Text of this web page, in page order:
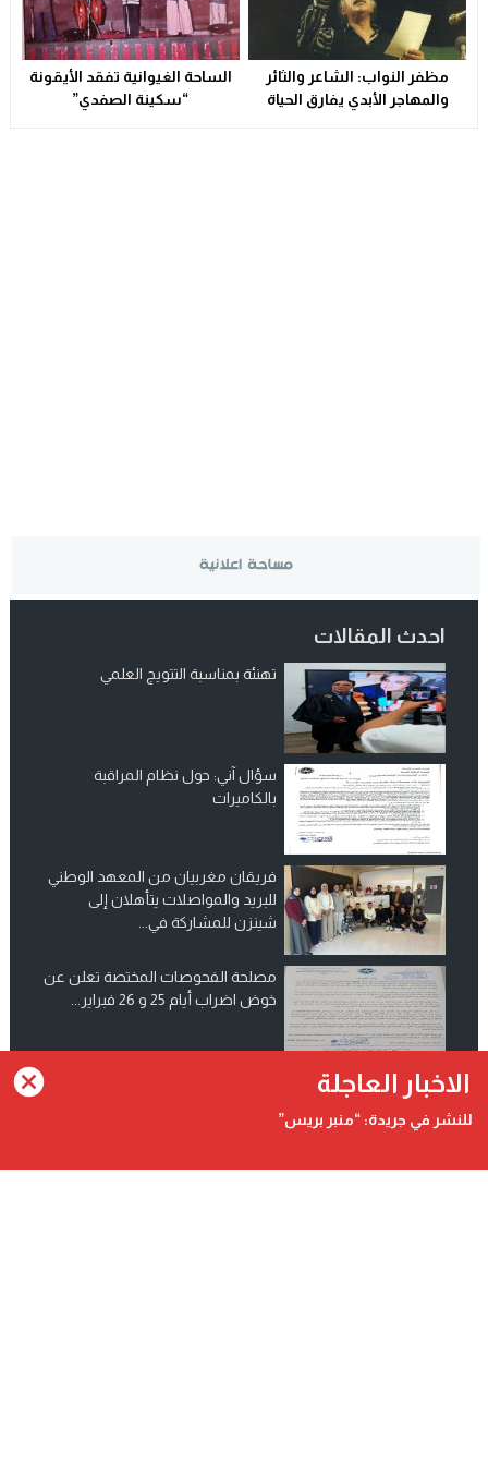
مظفر النواب: الشاعر والثائر
والمهاجر الأبدي يفارق الحياة
الساحة الغيوانية تفقد الأيقونة
“سكينة الصفدي”
احدث المقالات
تهنئة بمناسبة التتويج العلمي
سؤال آني: حول نظام المراقبة
بالكاميرات
فريقان مغربيان من المعهد الوطني
للبريد والمواصلات يتأهلان إلى
شينزن للمشاركة في...
مصلحة الفحوصات المختصة تعلن عن
خوض اضراب أيام 25 و 26 فبراير...
انضم الينا على فيسبوك
الاخبار العاجلة
للنشر في جريدة: “منبر بريس”